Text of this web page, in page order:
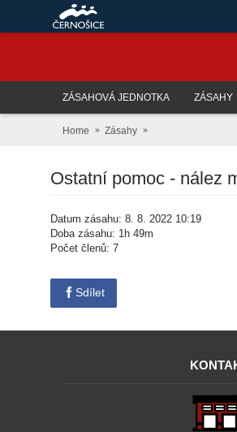
ZÁSAHOVÁ JEDNOTKA ZÁSAHY
Home Zásahy
Ostatní pomoc - nález
Datum zásahu: 8. 8. 2022 10:19
Doba zásahu: 1h 49m
Počet členů: 7
Sdílet